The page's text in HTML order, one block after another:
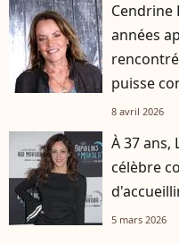
Cendrine
années
puisse
8 avril 2026
À 37 ans,
célèbre
5 mars 2026